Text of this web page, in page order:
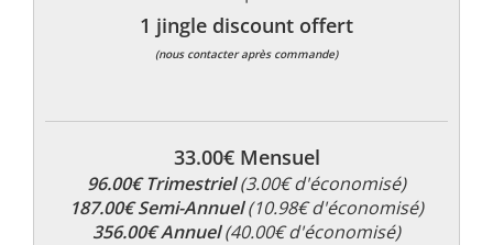
1 jingle discount offert
(nous contacter après commande)
33.00€ Mensuel
96.00€ Trimestriel(3.00€ d'économisé)
187.00€ Semi-Annuel(10.98€ d'économisé)
356.00€ Annuel(40.00€ d'économisé)